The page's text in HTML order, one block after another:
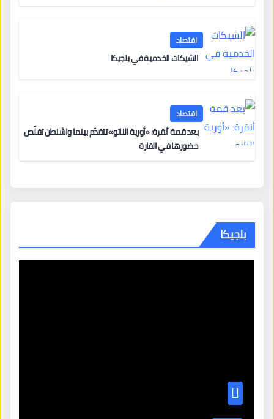
اقتصاد
الشيكات الخدمية في بلجيكا
اقتصاد
بعد قمة أنقرة: «أوربة الناتو» تتقدّم بينما واشنطن تقلّص
حضورها في القارة
بلجيكا